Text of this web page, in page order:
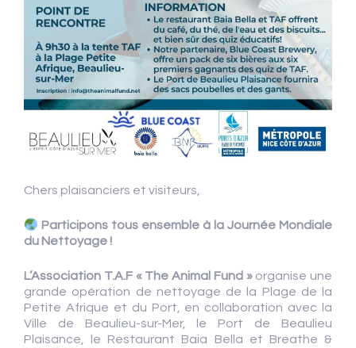
Chers plaisanciers et visiteurs,
Participons tous ensemble à la Journée Mondiale
du Nettoyage !
L’Association T.A.F « The Animal Fund »organise une
grande opération de nettoyage de la Plage de la
Petite Afrique et du Port, en collaboration avec la
Ville de Beaulieu-sur-Mer, le Port de Beaulieu
Plaisance, le Restaurant Baia Bella et Breathe &